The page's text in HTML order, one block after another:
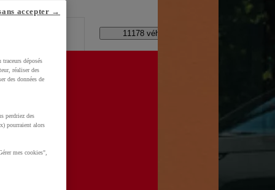
?
11178 véhicules disponibles
déposés
réaliser des
des données de
perdriez des
pourraient alors
mes cookies",
accepter →